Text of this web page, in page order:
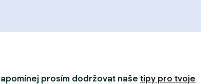
prosím dodržovat naše tipy pro tvoje